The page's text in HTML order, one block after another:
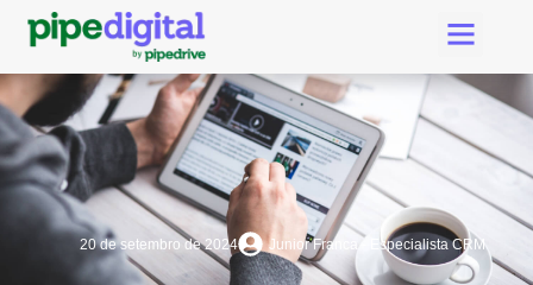
20 de setembro de 2024 Junior Franca - Especialista CRM